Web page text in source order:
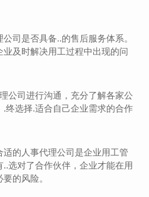
司是否具备..的售后服务体系。
及时解决用工过程中出现的问
公司进行沟通，充分了解各家公
终选择.适合自己企业需求的合作
适的人事代理公司是企业用工管
选对了合作伙伴，企业才能在用
的风险。